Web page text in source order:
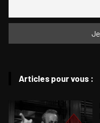
Articles pour vous :